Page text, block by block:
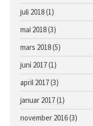
juli 2018(1)
mai 2018(3)
mars 2018(5)
juni 2017(1)
april 2017(3)
januar 2017(1)
november 2016(3)